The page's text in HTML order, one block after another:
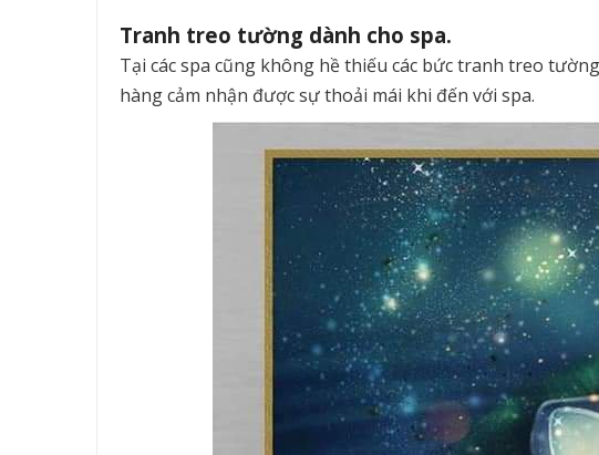
Tranh treo tường dành cho spa.
Tại các spa cũng không hề thiếu các bức tranh treo
hàng cảm nhận được sự thoải mái khi đến với spa.